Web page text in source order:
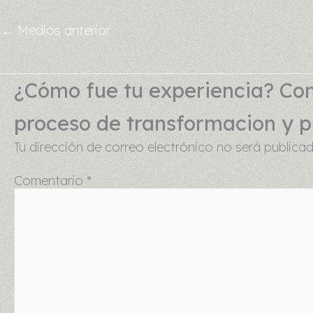
← Medios anterior
¿Cómo fue tu experiencia?
proceso de transformacion y
Tu dirección de correo electrónico no será
Comentario *